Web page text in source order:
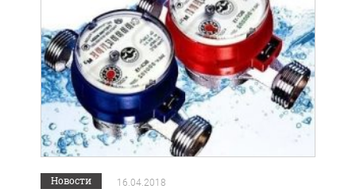
Новости 16.04.2018